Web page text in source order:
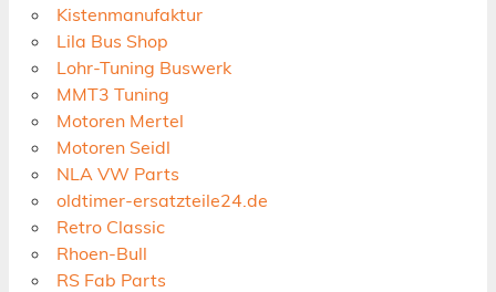
Kistenmanufaktur
Lila Bus Shop
Lohr-Tuning Buswerk
MMT3 Tuning
Motoren Mertel
Motoren Seidl
NLA VW Parts
oldtimer-ersatzteile24.de
Retro Classic
Rhoen-Bull
RS Fab Parts